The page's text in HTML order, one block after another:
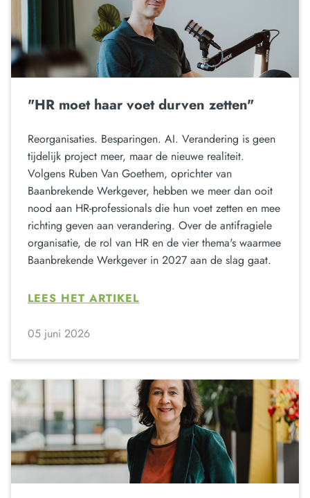
"HR moet haar voet durven zetten"
Reorganisaties. Besparingen. AI. Verandering is geen
tijdelijk project meer, maar de nieuwe realiteit.
Volgens Ruben Van Goethem, oprichter van
Baanbrekende Werkgever, hebben we meer dan ooit
nood aan HR-professionals die hun voet zetten en mee
richting geven aan verandering. Over de antifragiele
organisatie, de rol van HR en de vier thema's waarmee
Baanbrekende Werkgever in 2027 aan de slag gaat.
LEES HET ARTIKEL
05 juni 2026